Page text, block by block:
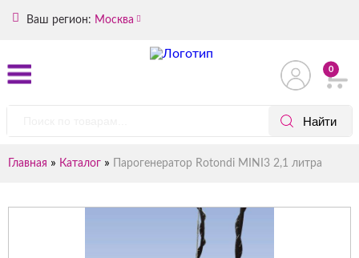
Ваш регион: Москва
0
Главная » Каталог » Парогенератор Rotondi MINI3 2,1 литра